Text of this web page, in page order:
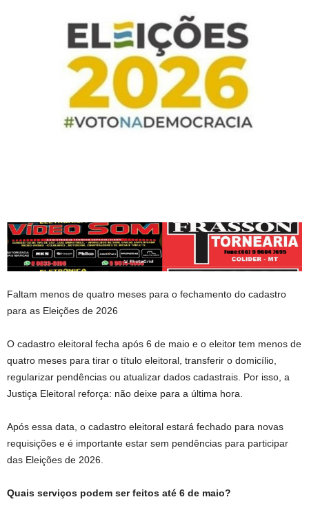
Faltam menos de quatro meses para o fechamento do cadastro
para as Eleições de 2026
O cadastro eleitoral fecha após 6 de maio e o eleitor tem menos de
quatro meses para tirar o título eleitoral, transferir o domicílio,
regularizar pendências ou atualizar dados cadastrais. Por isso, a
Justiça Eleitoral reforça: não deixe para a última hora.
Após essa data, o cadastro eleitoral estará fechado para novas
requisições e é importante estar sem pendências para participar
das Eleições de 2026.
Quais serviços podem ser feitos até 6 de maio?